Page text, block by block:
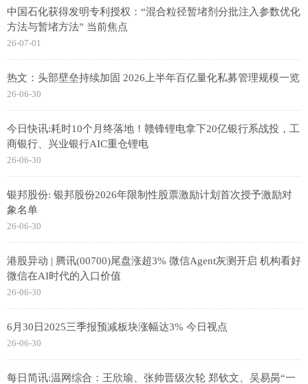
中国石化获得发明专利授权：“混合粒径暂堵剂分批注入参数优化
方法与暂堵方法” 当前焦点
26-07-01
热文：头部壁垒持续加固 2026上半年百亿量化私募管理规模一览
26-06-30
今日快讯:耗时10个月终落地！赣锋锂电拿下20亿银行系战投，工
商银行、兴业银行AIC重仓锂电
26-06-30
银邦股份: 银邦股份2026年限制性股票激励计划首次授予激励对
象名单
26-06-30
港股异动 | 腾讯(00700)尾盘涨超3% 微信Agent灰测开启 机构看好
微信在AI时代的入口价值
26-06-30
6月30日2025三季报预减板块涨幅达3% 今日视点
26-06-30
每日简讯:温网综合：王欣瑜、张帅晋级次轮 郑钦文、吴易昺“一